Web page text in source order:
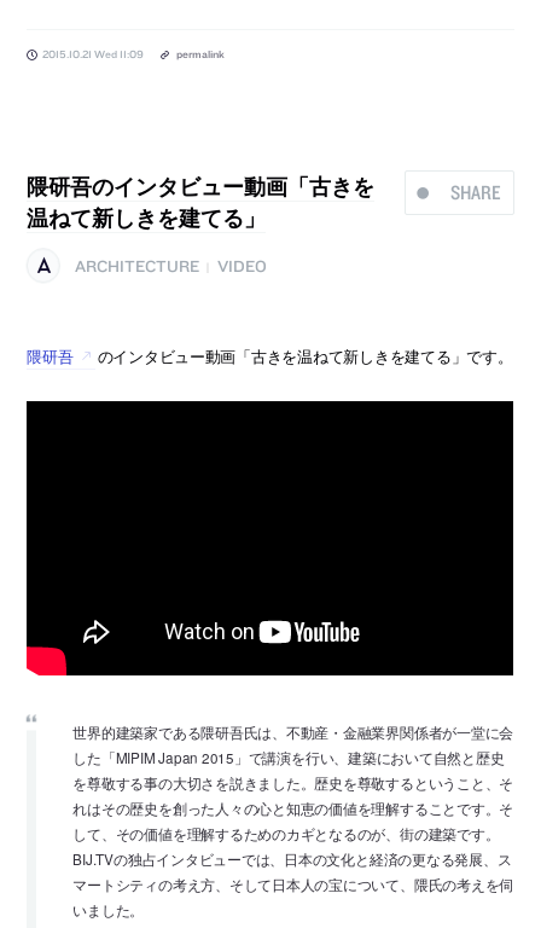
2015.10.21 Wed 11:09 permalink
SHARE
隈研吾のインタビュー動画「古きを
温ねて新しきを建てる」
ARCHITECTURE VIDEO
隈研吾 のインタビュー動画「古きを温ねて新しきを建てる」です。
世界的建築家である隈研吾氏は、不動産・金融業界関係者が一堂に会
した「MIPIM Japan 2015」で講演を行い、建築において自然と歴史
を尊敬する事の大切さを説きました。­歴史を尊敬するということ、そ
れはその歴史を創った人々の心と知恵の価値を理解するこ­とです。そ
して、その価値を理解するためのカギとなるのが、街の建築です。
BIJ.T­Vの独占インタビューでは、日本の文化と経済の更なる発展、ス
マートシティの考え方、­そして日本人の宝について、隈氏の考えを伺
いました。